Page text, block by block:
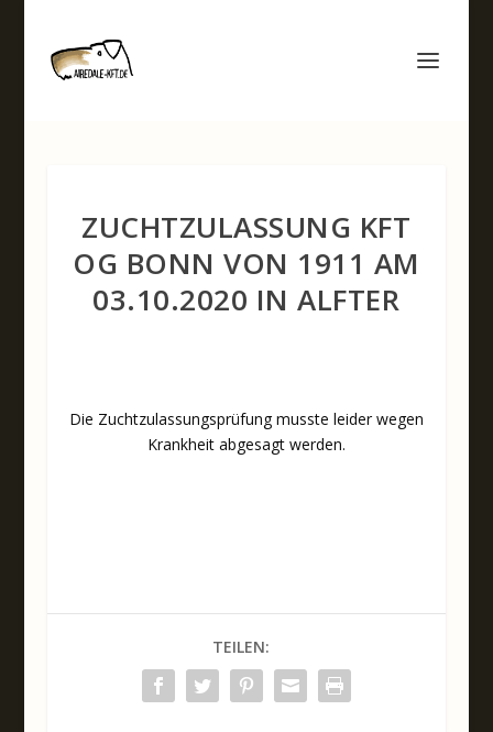
ZUCHTZULASSUNG KFT
OG BONN VON 1911 AM
03.10.2020 IN ALFTER
Die Zuchtzulassungsprüfung musste leider wegen
Krankheit abgesagt werden.
TEILEN: